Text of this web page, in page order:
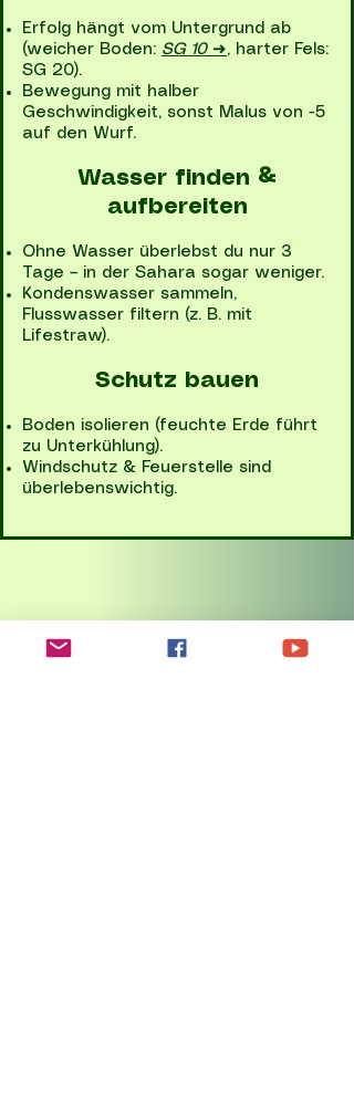
Erfolg hängt vom Untergrund ab
(weicher Boden: SG 10 ➜, harter Fels:
SG 20).
Bewegung mit halber
Geschwindigkeit, sonst Malus von -5
auf den Wurf.
Wasser finden &
aufbereiten
Ohne Wasser überlebst du nur 3
Tage – in der Sahara sogar weniger.
Kondenswasser sammeln,
Flusswasser filtern (z. B. mit
Lifestraw).
Schutz bauen
Boden isolieren (feuchte Erde führt
zu Unterkühlung).
Windschutz & Feuerstelle sind
überlebenswichtig.